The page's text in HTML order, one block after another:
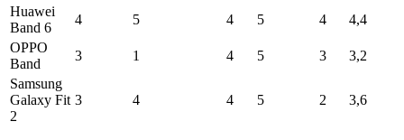
Huawei
Band 6
4 5 4 5 4
4,4
OPPO
Band
3 1 4 5 3
3,2
Samsung
Galaxy Fit
2
3 4 4 5 2 3,6